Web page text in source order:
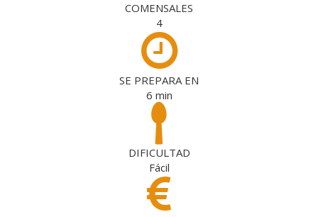
COMENSALES
4
SE PREPARA EN
6 min
DIFICULTAD
Fácil